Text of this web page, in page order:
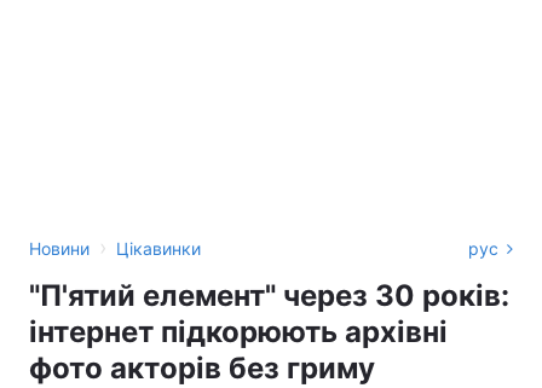
Новини › Цікавинки рус
"П'ятий елемент" через 30 років:
інтернет підкорюють архівні
фото акторів без гриму